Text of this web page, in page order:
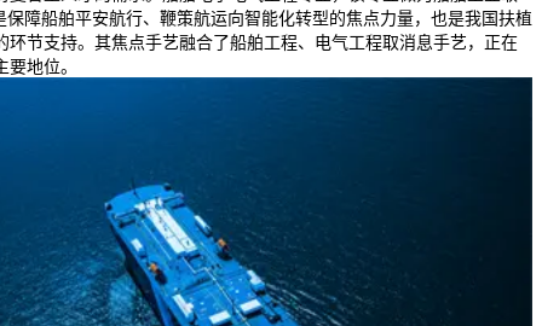
保障船舶平安航行、鞭策航运向智能化转型的焦点力量，也是我国扶植
环节支持。其焦点手艺融合了船舶工程、电气工程取消息手艺，正在
地位。